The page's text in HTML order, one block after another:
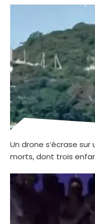
Un drone s’écrase
morts, dont trois